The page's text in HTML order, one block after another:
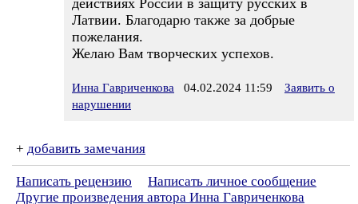
действиях России в защиту русских в
Латвии. Благодарю также за добрые
пожелания.
Желаю Вам творческих успехов.
Инна Гавриченкова 04.02.2024 11:59
Заявить о
нарушении
+ добавить замечания
Написать рецензию
Написать личное сообщение
Другие произведения автора Инна Гавриченкова